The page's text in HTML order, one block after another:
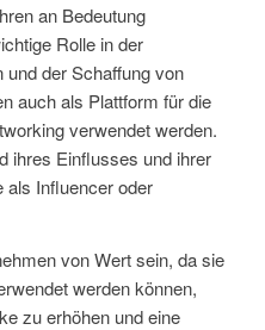
an Bedeutung
Rolle in der
und der Schaffung von
auch als Plattform für die
verwendet werden.
ihres Einflusses und ihrer
als Influencer oder
von Wert sein, da sie
werden können,
zu erhöhen und eine